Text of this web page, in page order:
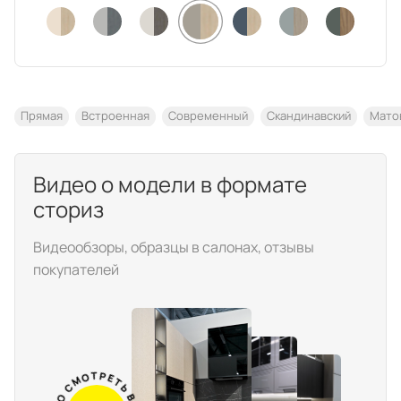
техника
Специальные
предложения
и скидки
О компании
Корпоративным
клиентам
Дизайнерам
Прямая Встроенная Современный Скандинавский
Видео о модели в формате
сториз
Видеообзоры, образцы в салонах, отзывы
покупателей
ДЕОСМОТ
РЕ